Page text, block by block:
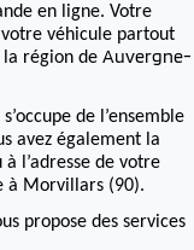
en ligne. Votre
véhicule partout
la région de Auvergne-
de l’ensemble
avez également la
l’adresse de votre
à Morvillars (90).
propose des services